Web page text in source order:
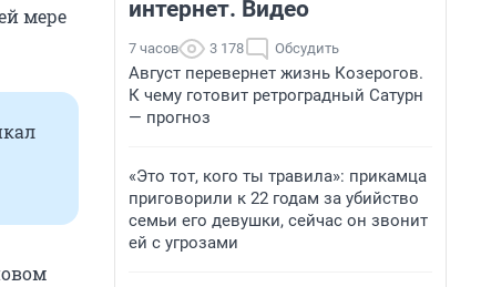
мере
интернет. Видео
7 часов 3 178 Обсудить
Август перевернет жизнь Козерогов.
К чему готовит ретроградный Сатурн
— прогноз
«Это тот, кого ты травила»: прикамца
приговорили к 22 годам за убийство
семьи его девушки, сейчас он звонит
ей с угрозами